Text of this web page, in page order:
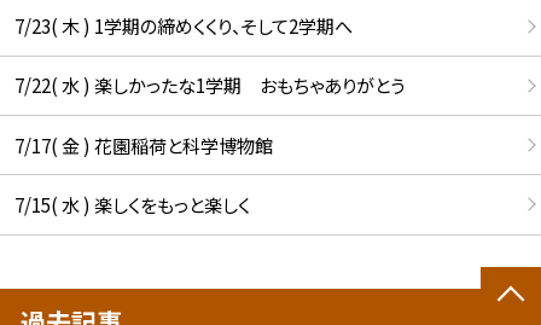
7/23( 木 ) 1学期の締めくくり、そして2学期へ
7/22( 水 ) 楽しかったな1学期 おもちゃありがとう
7/17( 金 ) 花園稲荷と科学博物館
7/15( 水 ) 楽しくをもっと楽しく